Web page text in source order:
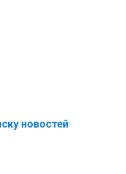
новостей